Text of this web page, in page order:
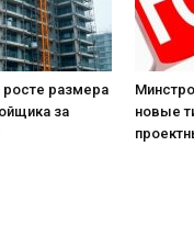
росте размера
за
новые